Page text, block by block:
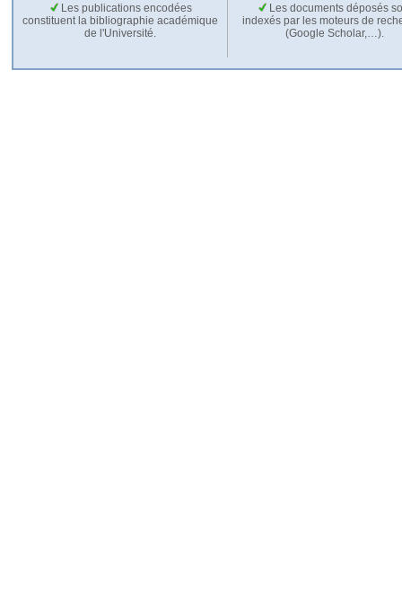
Les publications encodées
constituent la bibliographie académique
de l'Université.
Les documents déposés
indexés par les moteurs de
(Google Scholar,…).